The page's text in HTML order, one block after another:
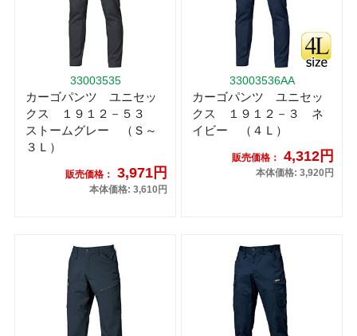
33003535
カーゴパンツ ユニセッ
クス １９１２－５３
ストームグレー （Ｓ～
３Ｌ）
販売価格： 3,971円
本体価格: 3,610円
33003536AA
カーゴパンツ ユニセッ
クス １９１２－３ ネ
イビー （４Ｌ）
販売価格： 4,312円
本体価格: 3,920円